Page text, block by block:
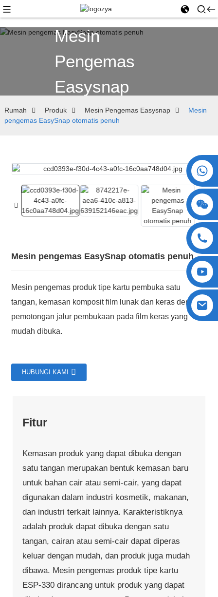
+86 15730993174
Mesin
Pengemas
Easysnap
Rumah Produk Mesin Pengemas Easysnap
Mesin
pengemas EasySnap otomatis penuh
Mesin pengemas EasySnap otomatis penuh
Mesin pengemas produk tipe kartu pembuka satu
tangan, kemasan komposit film lunak dan keras dengan
pemotongan jalur pembukaan pada film keras yang
mudah dibuka.
HUBUNGI KAMI
Fitur
Kemasan produk yang dapat dibuka dengan
satu tangan merupakan bentuk kemasan baru
untuk bahan cair atau semi-cair, yang dapat
digunakan dalam industri kosmetik, makanan,
dan industri terkait lainnya. Karakteristiknya
adalah produk dapat dibuka dengan satu
tangan, cairan atau semi-cair dapat diperas
keluar dengan mudah, dan produk juga mudah
dibawa. Mesin pengemas produk tipe kartu
ESP-330 dirancang untuk produk yang dapat